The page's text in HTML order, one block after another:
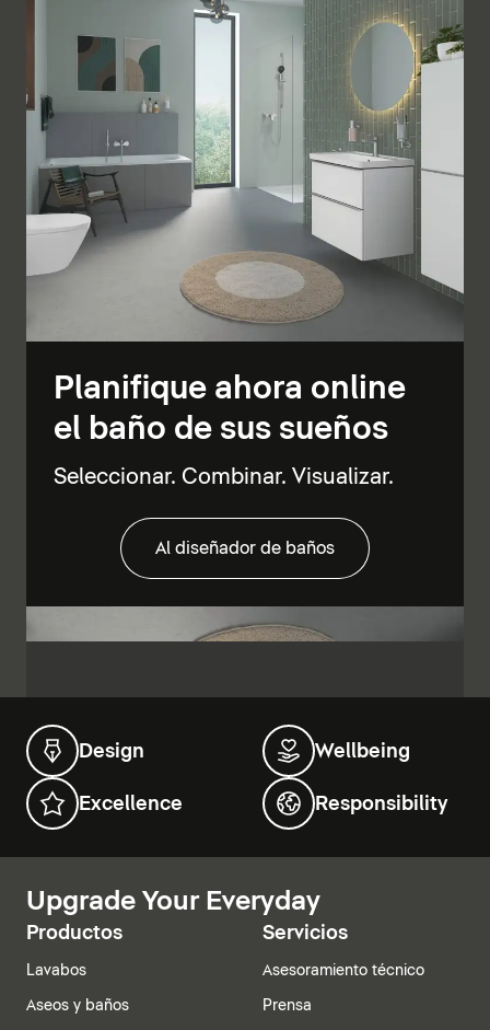
Planifique ahora online
el baño de sus sueños
Seleccionar. Combinar. Visualizar.
Al diseñador de baños
Design Wellbeing
Excellence Responsibility
Upgrade Your Everyday
Productos
Lavabos
Aseos y baños
Servicios
Asesoramiento técnico
Prensa